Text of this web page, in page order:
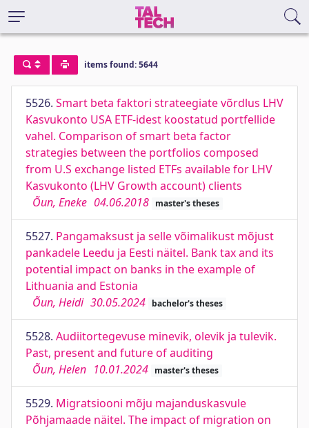
items found: 5644
5526. Smart beta faktori strateegiate võrdlus LHV
Kasvukonto USA ETF-idest koostatud portfellide
vahel. Comparison of smart beta factor
strategies between the portfolios composed
from U.S exchange listed ETFs available for LHV
Kasvukonto (LHV Growth account) clients
Õun, Eneke 04.06.2018 master's theses
5527. Pangamaksust ja selle võimalikust mõjust
pankadele Leedu ja Eesti näitel. Bank tax and its
potential impact on banks in the example of
Lithuania and Estonia
Õun, Heidi 30.05.2024 bachelor's theses
5528. Audiitortegevuse minevik, olevik ja tulevik.
Past, present and future of auditing
Õun, Helen 10.01.2024 master's theses
5529. Migratsiooni mõju majanduskasvule
Põhjamaade näitel. The impact of migration on